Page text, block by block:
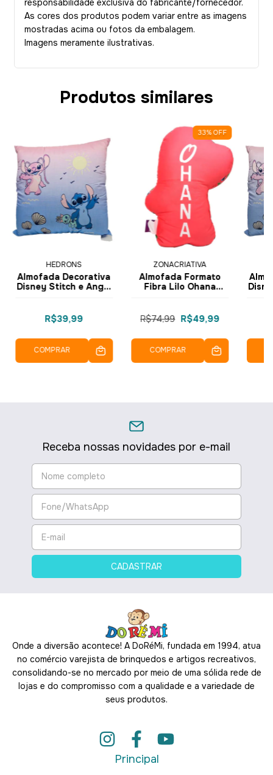
As cores dos produtos podem variar entre as imagens
mostradas acima ou fotos da embalagem.
Imagens meramente ilustrativas.
Produtos similares
HEDRONS
Almofada Decorativa
Disney Stitch e Angel
Hedrons
R$39,99
COMPRAR
33%OFF
ZONACRIATIVA
Almofada Formato
Fibra Lilo Ohana
R$74,99 R$49,99
COMPRAR
Receba nossas novidades por e-mail
Onde a diversão acontece! A DoRéMi, fundada em 1994, atua
no comércio varejista de brinquedos e artigos recreativos,
consolidando-se no mercado por meio de uma sólida rede de
lojas e do compromisso com a qualidade e a variedade de
seus produtos.
Principal